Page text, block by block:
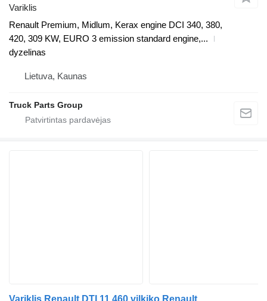
Variklis
Renault Premium, Midlum, Kerax engine DCI 340, 380,
420, 309 KW, EURO 3 emission standard engine,...
dyzelinas
Lietuva, Kaunas
Truck Parts Group